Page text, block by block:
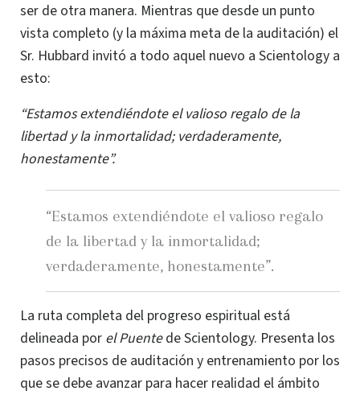
ser de otra manera. Mientras que desde un punto
vista completo (y la máxima meta de la auditación) el
Sr. Hubbard invitó a todo aquel nuevo a Scientology a
esto:
“Estamos extendiéndote el valioso regalo de la
libertad y la inmortalidad; verdaderamente,
honestamente”.
“Estamos extendiéndote el valioso regalo
de la libertad y la inmortalidad;
verdaderamente, honestamente”.
La ruta completa del progreso espiritual está
delineada por el Puentede Scientology. Presenta los
pasos precisos de auditación y entrenamiento por los
que se debe avanzar para hacer realidad el ámbito